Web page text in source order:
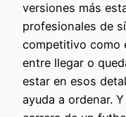
versiones más
profesionales de
competitivo como
entre llegar o
estar en esos
ayuda a ordenar.